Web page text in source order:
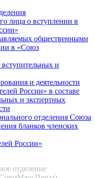
лица о вступлении в
общественными
в «Союз
и
и деятельности
России» в составе
и экспертных
отделения Союза
бланков членских
России»
отделение